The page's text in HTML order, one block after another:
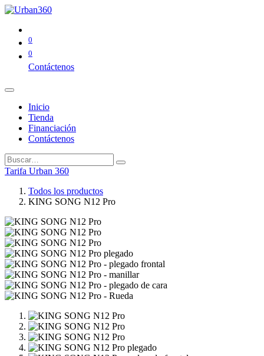
0
0
Contáctenos
Inicio
Tienda
Financiación
Contáctenos
Tarifa Urban 360
Todos los productos
KING SONG N12 Pro